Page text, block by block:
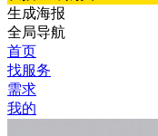
生成海报
全局导航
首页
找服务
需求
我的